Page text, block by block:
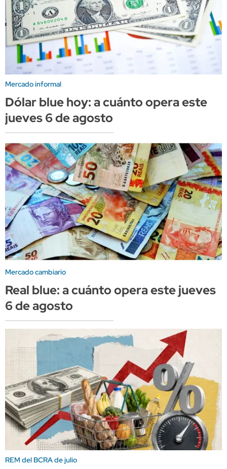
Mercado informal
Dólar blue hoy: a cuánto opera este
jueves 6 de agosto
Mercado cambiario
Real blue: a cuánto opera este jueves
6 de agosto
REM del BCRA de julio